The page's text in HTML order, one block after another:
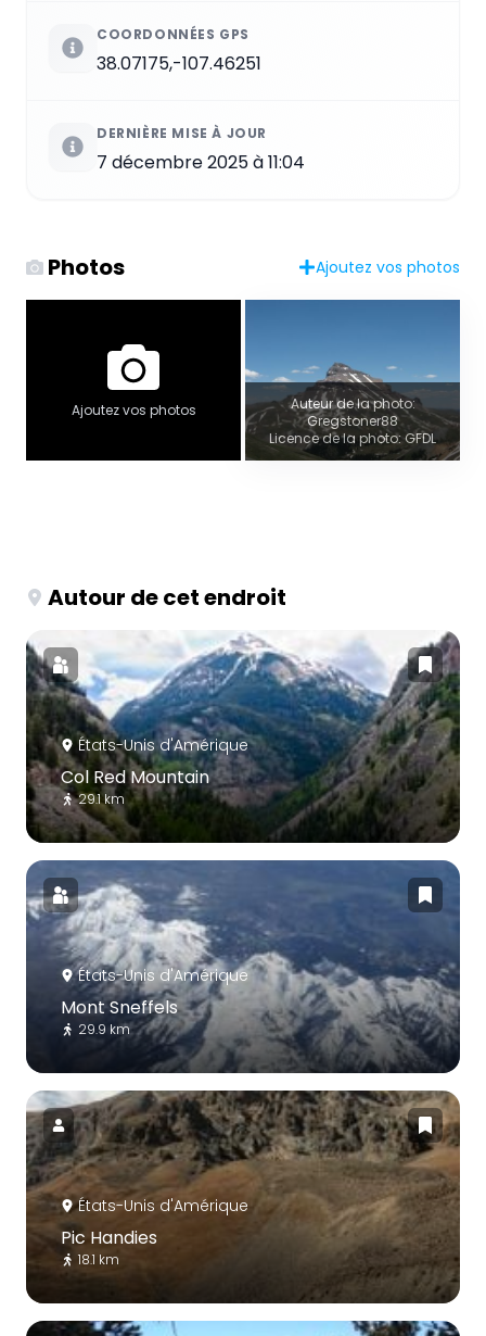
COORDONNÉES GPS
38.07175,-107.46251
DERNIÈRE MISE À JOUR
7 décembre 2025 à 11:04
Photos Ajoutez vos photos
Ajoutez vos photos
Auteur de la photo:
Gregstoner88
Licence de la photo: GFDL
Autour de cet endroit
États-Unis d'Amérique
Col Red Mountain
29.1 km
États-Unis d'Amérique
Mont Sneffels
29.9 km
États-Unis d'Amérique
Pic Handies
18.1 km